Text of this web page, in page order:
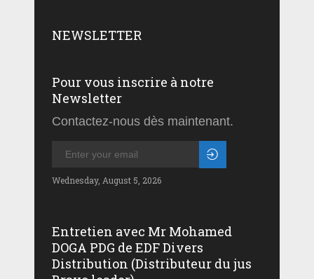
NEWSLETTER
Pour vous inscrire à notre
Newsletter
Contactez-nous dès maintenant.
Wednesday, August 5, 2026
Entretien avec Mr Mohamed
DOGA PDG de EDF Divers
Distribution (Distributeur du jus